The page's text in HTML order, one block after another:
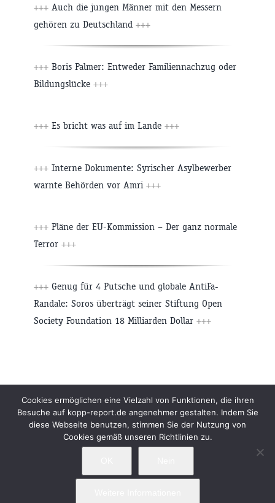
+++ Auch die jungen Männer mit den Messern
gehören zu Deutschland +++
+++ Boris Palmer: Entweder Familiennachzug oder
Bildungslücke +++
+++ Es bricht was auf im Lande +++
+++ Interne Dokumente: Syrischer Asylbewerber
warnte Behörden vor Amri +++
+++ Pläne der EU-Kommission – Der ganz normale
Terror +++
+++ Genug für 4 Putsche und globale AntiFa-
Randale: Soros überträgt seiner Stiftung Open
Society Foundation 18 Milliarden Dollar +++
Beiträge Archiv Impressum
Newsletter
Kopp Verlag
Datenschutzerklärung
Cookies ermöglichen eine Vielzahl von Funktionen, die ihren
Besuche auf kopp-report.de angenehmer gestalten. Indem Sie
diese Webseite benutzen, stimmen Sie der Nutzung von
Cookies gemäß unseren Richtlinien zu.